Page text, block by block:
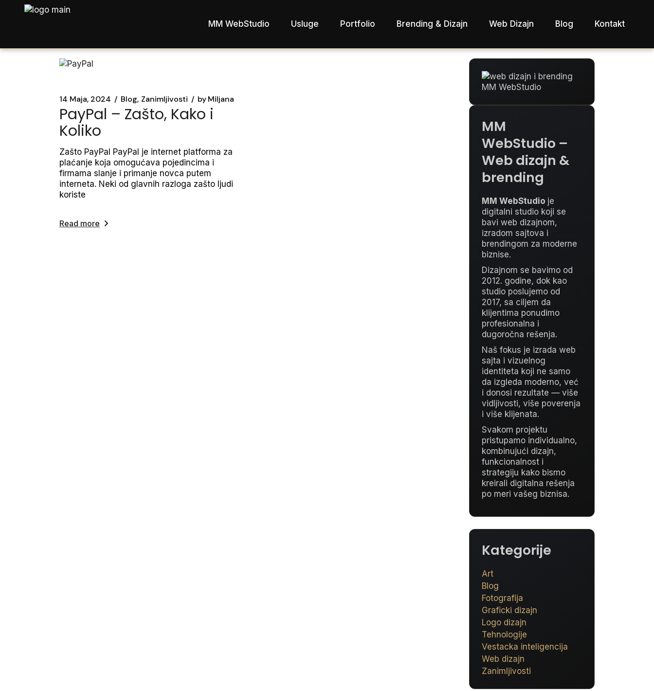
MM WebStudio Usluge Portfolio Brending & Dizajn Web Dizajn Blog Kontakt
14 Maja, 2024 Blog Zanimljivosti byMiljana
PayPal – Zašto, Kako i
Koliko
Zašto PayPal PayPal je internet platforma za
plaćanje koja omogućava pojedincima i
firmama slanje i primanje novca putem
interneta. Neki od glavnih razloga zašto ljudi
koriste
Read more
MM
WebStudio –
Web dizajn &
brending
MM WebStudio je
digitalni studio koji se
bavi web dizajnom,
izradom sajtova i
brendingom za moderne
biznise.
Dizajnom se bavimo od
2012. godine, dok kao
studio poslujemo od
2017, sa ciljem da
klijentima ponudimo
profesionalna i
dugoročna rešenja.
Naš fokus je izrada web
sajta i vizuelnog
identiteta koji ne samo
da izgleda moderno, već
i donosi rezultate — više
vidljivosti, više poverenja
i više klijenata.
Svakom projektu
pristupamo individualno,
kombinujući dizajn,
funkcionalnost i
strategiju kako bismo
kreirali digitalna rešenja
po meri vašeg biznisa.
Kategorije
Art
Blog
Fotografija
Graficki dizajn
Logo dizajn
Tehnologije
Vestacka inteligencija
Web dizajn
Zanimljivosti